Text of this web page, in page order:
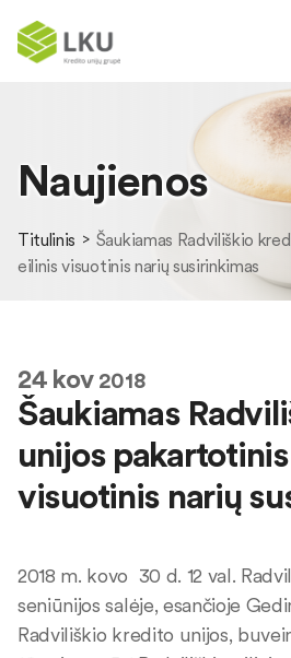
Naujienos
Titulinis
Šaukiamas Radviliškio
eilinis visuotinis narių susirinkimas
24kov2018
Šaukiamas
unijos
visuotinis narių
2018 m. kovo 30 d. 12 val.
seniūnijos salėje, esančioje
Radviliškio kredito unijos,